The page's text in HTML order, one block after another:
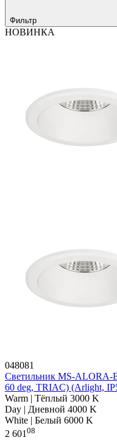
Фильтр
НОВИНКА
048081
Светильник MS-ALORA-
60 deg, TRIAC) (Arlight,
Warm | Тёплый 3000 K
Day | Дневной 4000 K
White | Белый 6000 K
2 60108